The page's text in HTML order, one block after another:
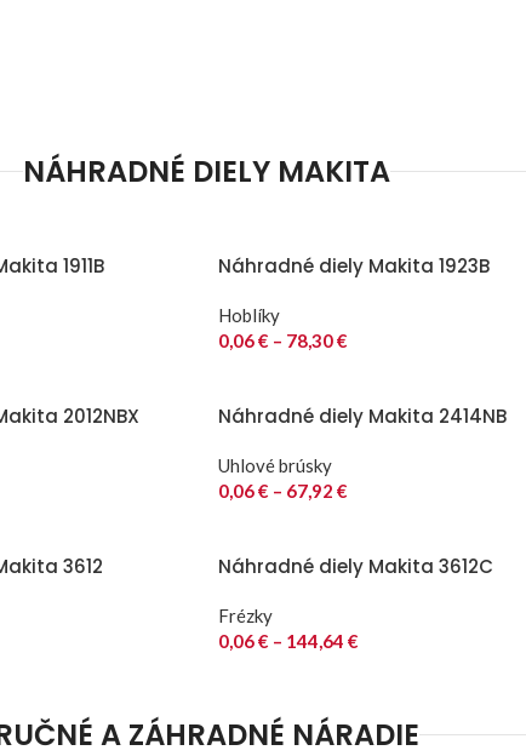
NÁHRADNÉ DIELY MAKITA
1911B Náhradné diely Makita 1923B
Hoblíky
0,06€ – 78,30€
2012NBX Náhradné diely Makita 2414NB
Uhlové brúsky
0,06€ – 67,92 €
3612 Náhradné diely Makita 3612C
Frézky
0,06€ – 144,64 €
A ZÁHRADNÉ NÁRADIE